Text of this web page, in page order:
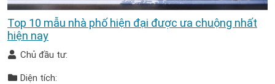
Top 10 mẫu nhà phố hiện đại được ưa chuộng nhất
hiện nay
Chủ đầu tư:
Diện tích: